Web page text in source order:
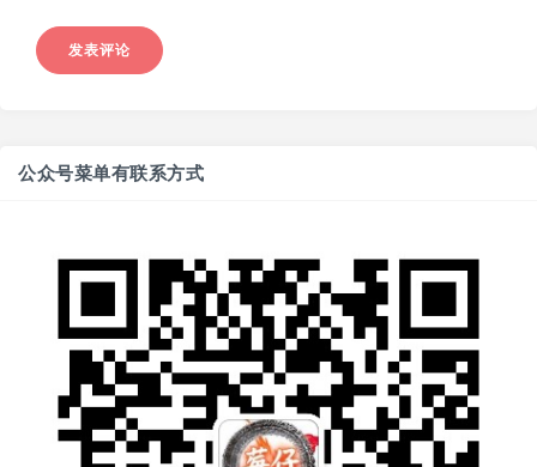
公众号菜单有联系方式